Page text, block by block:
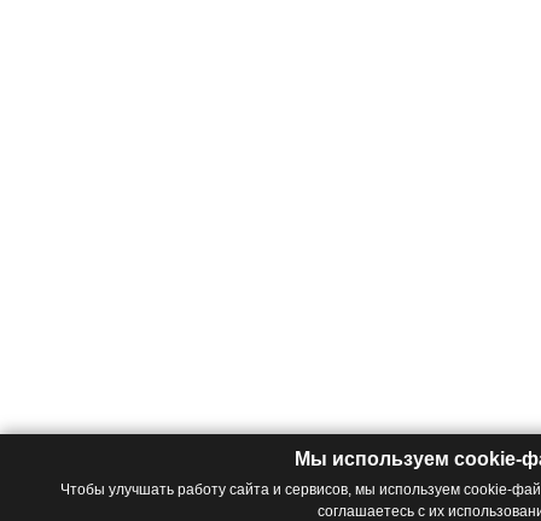
Мы используем cookie-
Чтобы улучшать работу сайта и сервисов, мы используем cookie-
соглашаетесь с их